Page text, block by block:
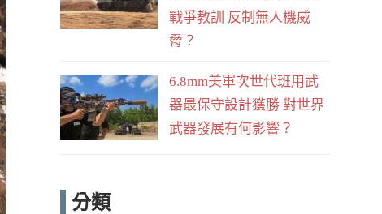
戰爭教訓 反制無人機威
脅？
6.8mm美軍次世代班用武
器最保守設計獲勝 對世界
武器發展有何影響？
分類